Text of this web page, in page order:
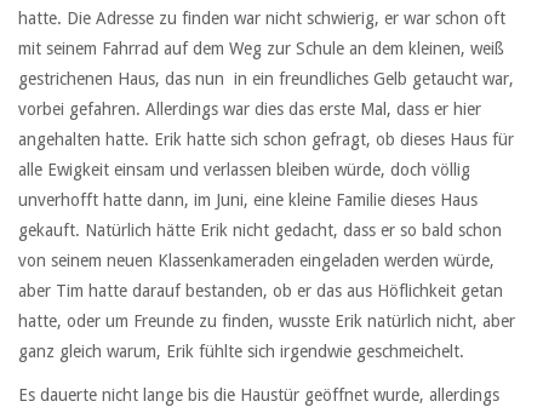
hatte. Die Adresse zu finden war nicht schwierig, er war schon oft
mit seinem Fahrrad auf dem Weg zur Schule an dem kleinen, weiß
gestrichenen Haus, das nun in ein freundliches Gelb getaucht war,
vorbei gefahren. Allerdings war dies das erste Mal, dass er hier
angehalten hatte. Erik hatte sich schon gefragt, ob dieses Haus für
alle Ewigkeit einsam und verlassen bleiben würde, doch völlig
unverhofft hatte dann, im Juni, eine kleine Familie dieses Haus
gekauft. Natürlich hätte Erik nicht gedacht, dass er so bald schon
von seinem neuen Klassenkameraden eingeladen werden würde,
aber Tim hatte darauf bestanden, ob er das aus Höflichkeit getan
hatte, oder um Freunde zu finden, wusste Erik natürlich nicht, aber
ganz gleich warum, Erik fühlte sich irgendwie geschmeichelt.
Es dauerte nicht lange bis die Haustür geöffnet wurde, allerdings